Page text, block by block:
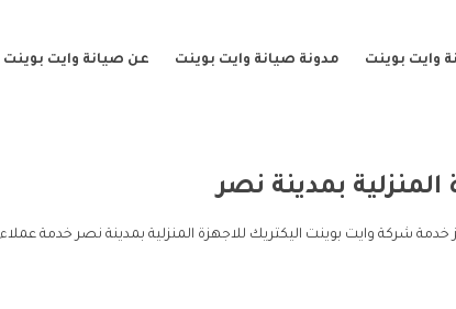
وايت بوينت مدونة صيانة وايت بوينت عن صيانة وايت بوينت
المنزلية بمدينة نصر
خدمة شركة وايت بوينت اليكتريك للاجهزة المنزلية بمدينة نصر خدمة